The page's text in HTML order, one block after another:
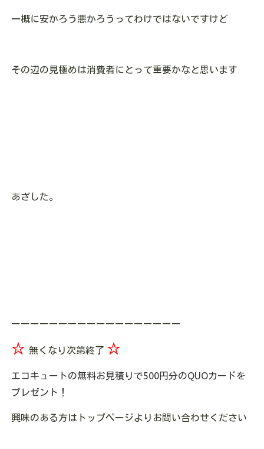
一概に安かろう悪かろうってわけではないですけど
その辺の見極めは消費者にとって重要かなと思います
あざした。
ーーーーーーーーーーーーーーーーーー
☆ 無くなり次第終了 ☆
エコキュートの無料お見積りで500円分のQUOカードを
プレゼント！
興味のある方はトップページよりお問い合わせください